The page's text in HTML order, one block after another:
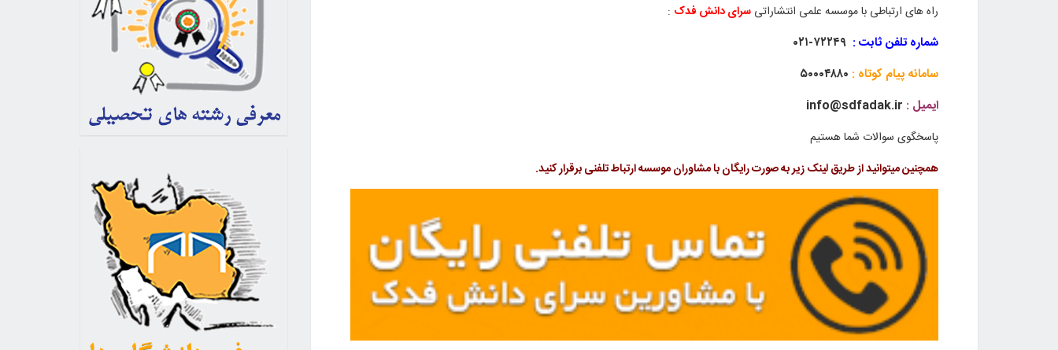
راه های ارتباطی با موسسه علمی انتشاراتی سرای دانش فدک :
شماره تلفن ثابت :
سامانه پیام کوتاه :
ایمیل :
پاسخگوی سوالات شما هستیم
همچنین میتوانید از طریق لینک زیر به صورت رایگان با مشاوران موسسه ارتباط تلفنی برقرار کنید.